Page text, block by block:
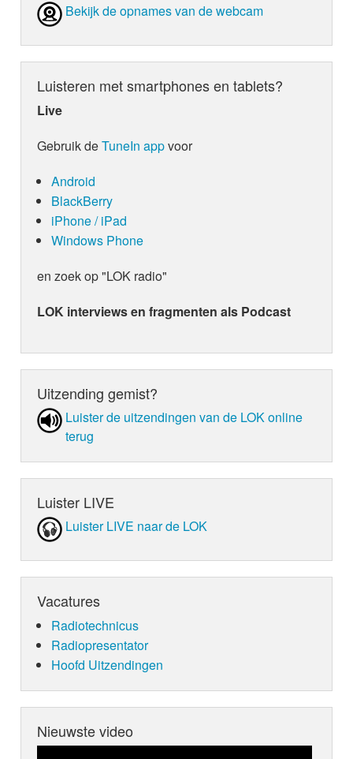
Bekijk de opnames van de webcam
Luisteren met smartphones en tablets?
Live
Gebruik deTuneIn appvoor
Android
BlackBerry
iPhone / iPad
Windows Phone
en zoek op "LOK radio"
LOK interviews en fragmenten als Podcast
Uitzending gemist?
Luister de uit­zen­din­gen van de LOK online
terug
Luister LIVE
Luister LIVE naar de LOK
Vacatures
Radiotechnicus
Radiopresentator
Hoofd Uitzendingen
Nieuwste video